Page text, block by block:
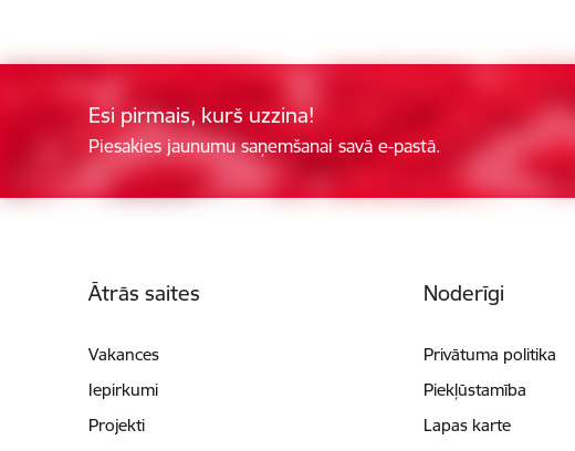
Esi pirmais, kurš uzzina!
Piesakies jaunumu saņemšanai savā e-pastā.
Ātrās saites
Vakances
Iepirkumi
Projekti
Noderīgi
Privātuma politika
Piekļūstamība
Lapas karte